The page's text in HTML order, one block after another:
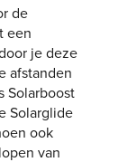
de
een
je deze
afstanden
Solarboost
Solarglide
ook
van